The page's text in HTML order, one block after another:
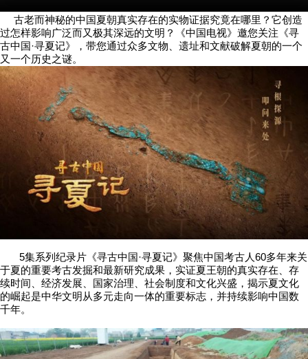
古老而神秘的中国夏朝真实存在的实物证据究竟在哪里？它创造
过怎样影响广泛而又极其深远的文明？《中国电视》邀您关注《寻
古中国·寻夏记》，带您通过众多文物、遗址和文献破解夏朝的一个
又一个历史之谜。
5集系列纪录片《寻古中国·寻夏记》聚焦中国考古人60多年来关
于夏的重要考古发掘和最新研究成果，实证夏王朝的真实存在、存
续时间、经济发展、国家治理、社会制度和文化兴盛，揭示夏文化
的崛起是中华文明从多元走向一体的重要标志，并持续影响中国数
千年。